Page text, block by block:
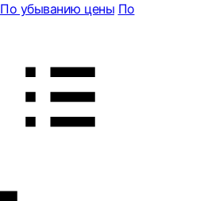
По убыванию цены По